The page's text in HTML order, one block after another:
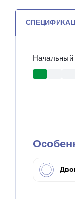
Начальный